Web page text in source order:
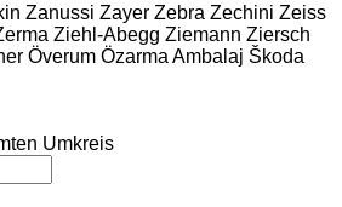
Zanussi Zayer Zebra Zechini Zeiss
Ziehl-Abegg Ziemann Ziersch
Överum Özarma Ambalaj Škoda
Umkreis